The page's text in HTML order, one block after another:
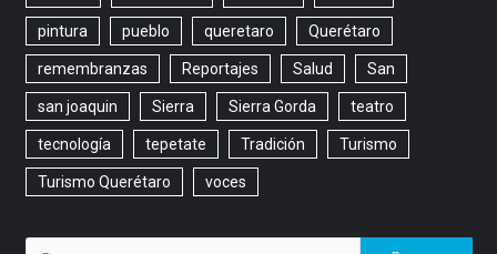
pintura pueblo queretaro Querétaro
remembranzas Reportajes Salud San
san joaquin Sierra Sierra Gorda teatro
tecnología tepetate Tradición Turismo
Turismo Querétaro voces